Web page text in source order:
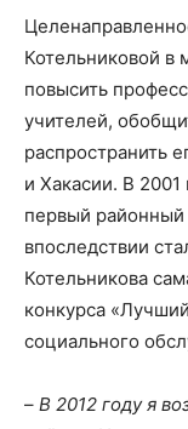
Котельниковой в
повысить
учителей,
распространить
и Хакасии. В 2001
первый районный
впоследствии
Котельникова
конкурса
социального
– В 2012 году я